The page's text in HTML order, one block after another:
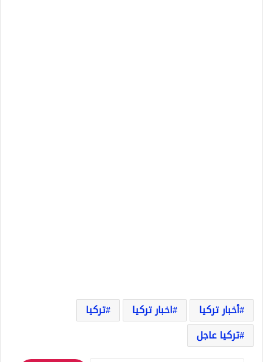
أخبار تركيا اخبار تركيا
تركيا
تركيا عاجل